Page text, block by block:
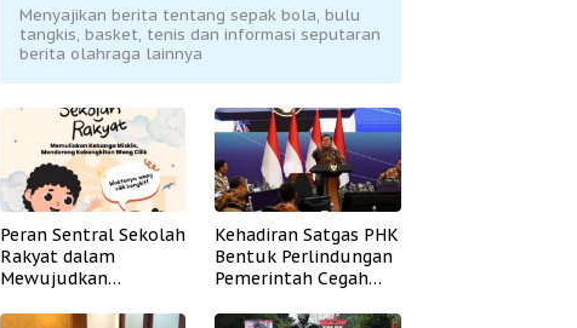
Menyajikan berita tentang sepak bola, bulu
tangkis, basket, tenis dan informasi seputaran
berita olahraga lainnya
Peran Sentral Sekolah
Rakyat dalam
Mewujudkan
Kehadiran Satgas PHK
Bentuk Perlindungan
Pemerintah Cegah